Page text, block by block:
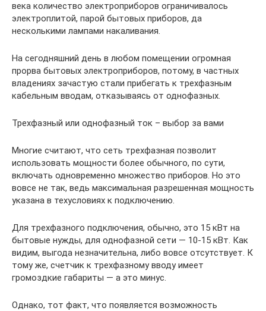
века количество электроприборов ограничивалось
электроплитой, парой бытовых приборов, да
несколькими лампами накаливания.
На сегодняшний день в любом помещении огромная
прорва бытовых электроприборов, потому, в частных
владениях зачастую стали прибегать к трехфазным
кабельным вводам, отказываясь от однофазных.
Трехфазный или однофазный ток – выбор за вами
Многие считают, что сеть трехфазная позволит
использовать мощности более обычного, по сути,
включать одновременно множество приборов. Но это
вовсе не так, ведь максимальная разрешенная мощность
указана в техусловиях к подключению.
Для трехфазного подключения, обычно, это 15 кВт на
бытовые нужды, для однофазной сети — 10-15 кВт. Как
видим, выгода незначительна, либо вовсе отсутствует. К
тому же, счетчик к трехфазному вводу имеет
громоздкие габариты — а это минус.
Однако, тот факт, что появляется возможность